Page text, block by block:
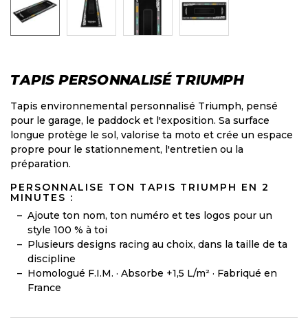
TAPIS PERSONNALISÉ TRIUMPH
Tapis environnemental personnalisé Triumph, pensé
pour le garage, le paddock et l'exposition. Sa surface
longue protège le sol, valorise ta moto et crée un espace
propre pour le stationnement, l'entretien ou la
préparation.
PERSONNALISE TON TAPIS TRIUMPH EN 2
MINUTES :
Ajoute ton nom, ton numéro et tes logos pour un
style 100 % à toi
Plusieurs designs racing au choix, dans la taille de ta
discipline
Homologué F.I.M. · Absorbe +1,5 L/m² · Fabriqué en
France